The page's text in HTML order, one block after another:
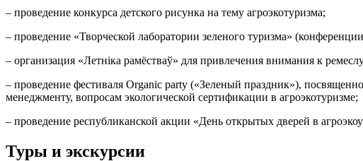
– проведение конкурса детского рисунка на тему агроэкотуризма;
– проведение «Творческой лаборатории зеленого туризма»
– организация «Летніка ра­мёстваў» для привлечения внимания к
– проведение фестиваля Organic party («Зеленый праздник»),
менеджменту, вопросам экологической сертификации в агроэкотуризме;
– проведение республиканской акции «День открытых дверей в
Туры и экскурсии